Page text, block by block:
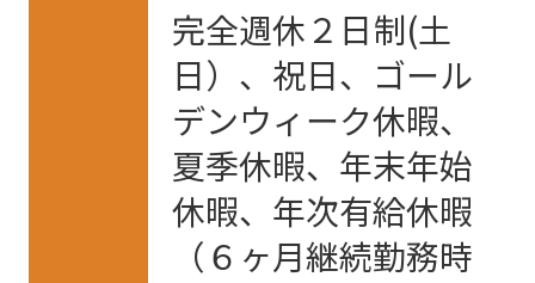
完全週休２日制(土
日）、祝日、ゴール
デンウィーク休暇、
夏季休暇、年末年始
休暇、年次有給休暇
（６ヶ月継続勤務時